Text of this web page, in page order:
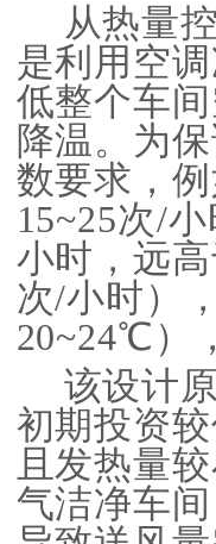
从热量
是利用空
低整个车
降温。为
数要求，
15~25次/
小时，远
次/小时）
20~24℃）
该设计
初期投资
且发热量
气洁净车